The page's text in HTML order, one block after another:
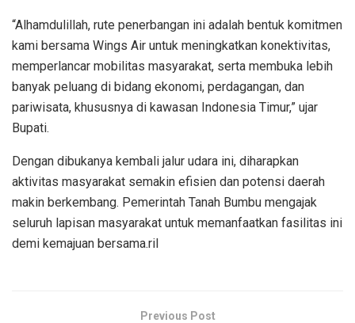
“Alhamdulillah, rute penerbangan ini adalah bentuk komitmen
kami bersama Wings Air untuk meningkatkan konektivitas,
memperlancar mobilitas masyarakat, serta membuka lebih
banyak peluang di bidang ekonomi, perdagangan, dan
pariwisata, khususnya di kawasan Indonesia Timur,” ujar
Bupati.
Dengan dibukanya kembali jalur udara ini, diharapkan
aktivitas masyarakat semakin efisien dan potensi daerah
makin berkembang. Pemerintah Tanah Bumbu mengajak
seluruh lapisan masyarakat untuk memanfaatkan fasilitas ini
demi kemajuan bersama.ril
Previous Post